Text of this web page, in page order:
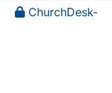
ChurchDesk-